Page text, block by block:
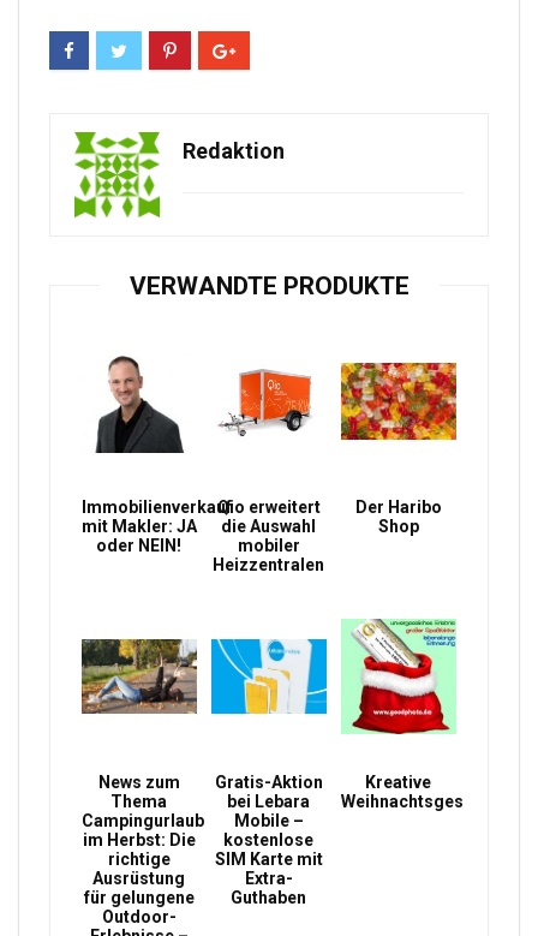
Redaktion
VERWANDTE PRODUKTE
Immobilienverkauf
mit Makler: JA
oder NEIN!
Qio erweitert
die Auswahl
mobiler
Heizzentralen
Der Haribo
Shop
News zum
Thema
Campingurlaub
im Herbst: Die
richtige
Ausrüstung
für gelungene
Outdoor-
Gratis-Aktion
bei Lebara
Mobile –
kostenlose
SIM Karte mit
Extra-
Guthaben
Kreative
Weihnachtsgeschenke